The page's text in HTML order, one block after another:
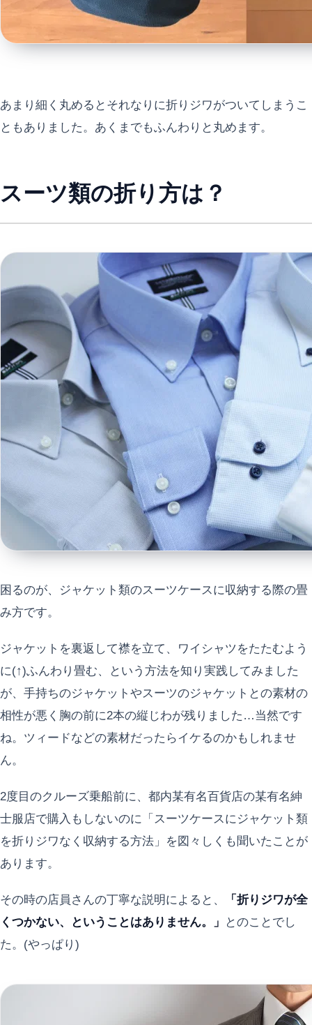
あまり細く丸めるとそれなりに折りジワがついてしまうこ
ともありました。あくまでもふんわりと丸めます。
スーツ類の折り方は？
困るのが、ジャケット類のスーツケースに収納する際の畳
み方です。
ジャケットを裏返して襟を立て、ワイシャツをたたむよう
に(↑)ふんわり畳む、という方法を知り実践してみました
が、手持ちのジャケットやスーツのジャケットとの素材の
相性が悪く胸の前に2本の縦じわが残りました…当然です
ね。ツィードなどの素材だったらイケるのかもしれませ
ん。
2度目のクルーズ乗船前に、都内某有名百貨店の某有名紳
士服店で購入もしないのに「スーツケースにジャケット類
を折りジワなく収納する方法」を図々しくも聞いたことが
あります。
その時の店員さんの丁寧な説明によると、
「折りジワが全
くつかない、ということはありません。」
とのことでし
た。(やっぱり)